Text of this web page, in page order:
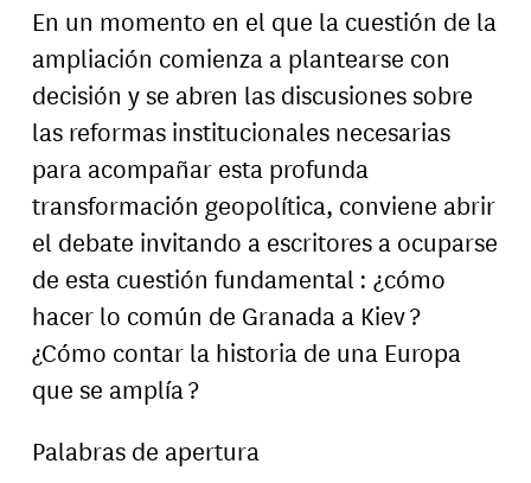
En un momento en el que la cuestión de la
ampliación comienza a plantearse con
decisión y se abren las discusiones sobre
las reformas institucionales necesarias
para acompañar esta profunda
transformación geopolítica, conviene abrir
el debate invitando a escritores a ocuparse
de esta cuestión fundamental : ¿cómo
hacer lo común de Granada a Kiev ?
¿Cómo contar la historia de una Europa
que se amplía ?
Palabras de apertura